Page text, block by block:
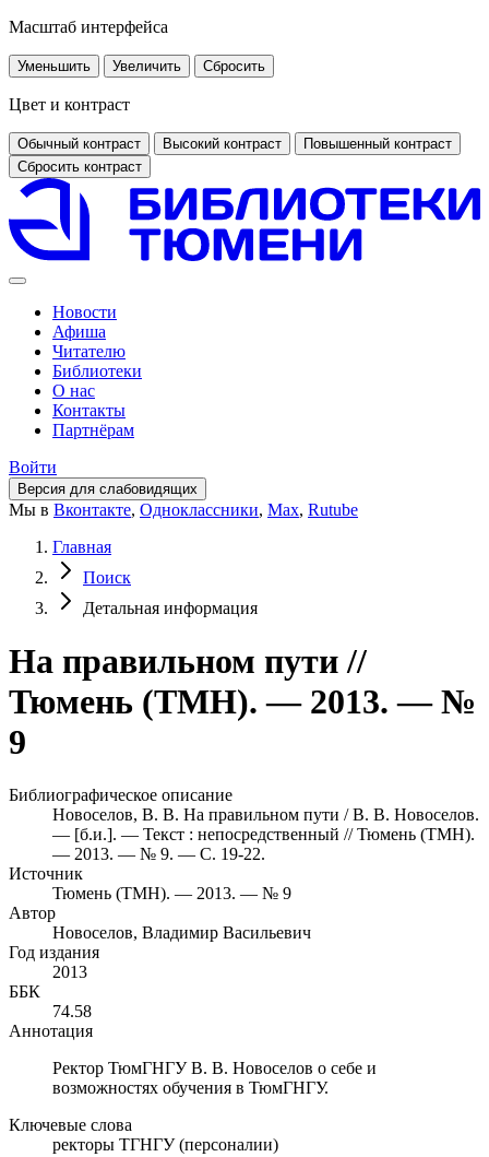
Масштаб интерфейса
Уменьшить Увеличить Сбросить
Цвет и контраст
Обычный контраст Высокий контраст
Повышенный контраст
Сбросить контраст
Новости
Афиша
Читателю
Библиотеки
О нас
Контакты
Партнёрам
Войти
Версия для слабовидящих
Мы в Вконтакте, Одноклассники, Max, Rutube
Главная
Поиск
Детальная информация
На правильном пути //
Тюмень (ТМН). — 2013. — №
9
Библиографическое описание
Новоселов, В. В. На правильном пути / В. В. Новоселов.
— [б.и.]. — Текст : непосредственный // Тюмень (ТМН).
— 2013. — № 9. — С. 19-22.
Источник
Тюмень (ТМН). — 2013. — № 9
Автор
Новоселов, Владимир Васильевич
Год издания
2013
ББК
74.58
Аннотация
Ректор ТюмГНГУ В. В. Новоселов о себе и
возможностях обучения в ТюмГНГУ.
Ключевые слова
ректоры ТГНГУ (персоналии)